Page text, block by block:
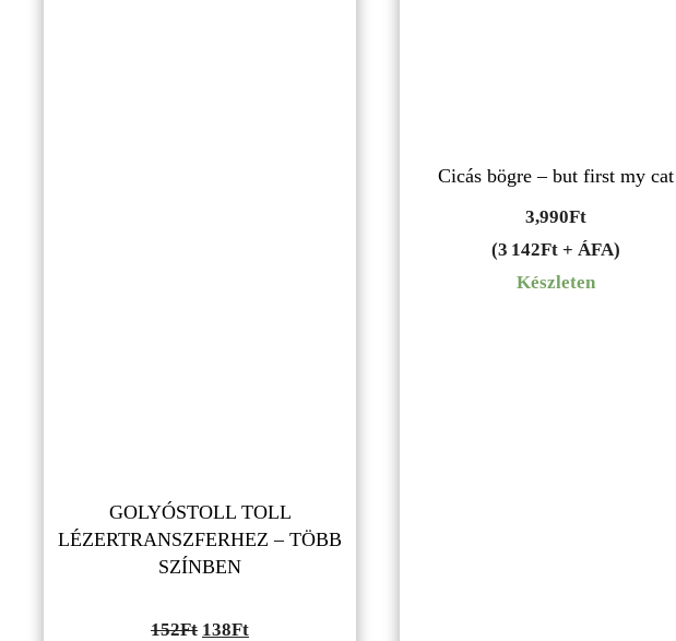
GOLYÓSTOLL TOLL
LÉZERTRANSZFERHEZ – TÖBB
SZÍNBEN
152Ft Original
138FtCurrent
Cicás bögre – but first my cat
3,990Ft
(3 142Ft + ÁFA)
Készleten